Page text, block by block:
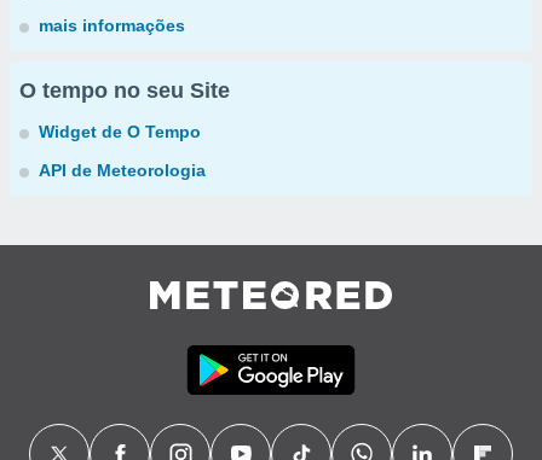
mais informações
O tempo no seu Site
Widget de O Tempo
API de Meteorologia